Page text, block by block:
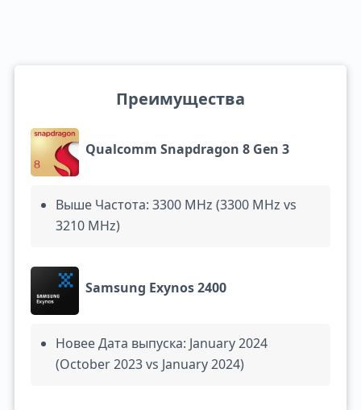
Преимущества
Qualcomm Snapdragon 8 Gen 3
Выше Частота: 3300 MHz (3300 MHz vs
3210 MHz)
Samsung Exynos 2400
Новее Дата выпуска: January 2024
(October 2023 vs January 2024)